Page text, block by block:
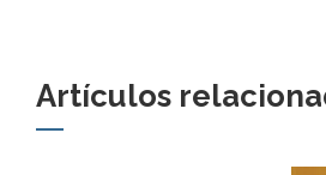
Artículos